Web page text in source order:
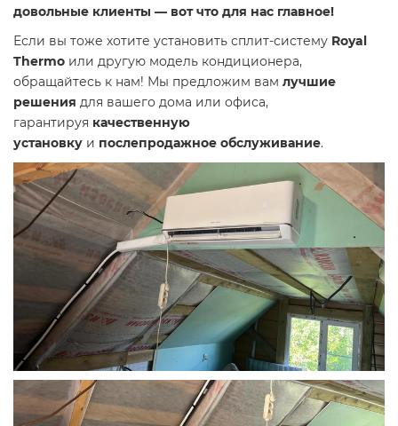
довольные клиенты — вот что для нас главное!
Если вы тоже хотите установить сплит-систему Royal
Thermo или другую модель кондиционера,
обращайтесь к нам! Мы предложим вам лучшие
решения для вашего дома или офиса,
гарантируя качественную
установку и послепродажное обслуживание.